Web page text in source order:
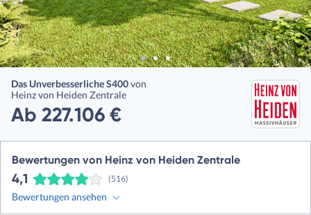
Das Unverbesserliche S400von
Heinz von Heiden Zentrale
Ab 227.106 €
Bewertungen von Heinz von Heiden Zentrale
4,1 (516)
Bewertungen ansehen